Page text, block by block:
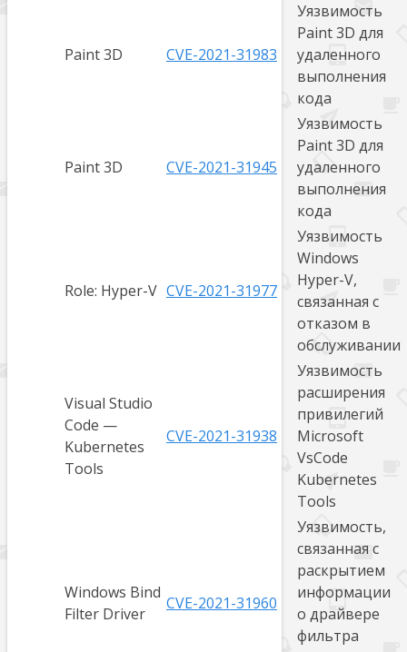
Paint 3D CVE-2021-31983
Уязвимость
Paint 3D для
удаленного
выполнения
кода
Paint 3D CVE-2021-31945
Уязвимость
Paint 3D для
удаленного
выполнения
кода
Role: Hyper-V CVE-2021-31977
Уязвимость
Windows
Hyper-V,
связанная с
отказом в
обслуживании
Visual Studio
Code —
Kubernetes
Tools
CVE-2021-31938
Уязвимость
расширения
привилегий
Microsoft
VsCode
Kubernetes
Tools
Windows Bind
Filter Driver
CVE-2021-31960
Уязвимость,
связанная с
раскрытием
информации
о драйвере
фильтра